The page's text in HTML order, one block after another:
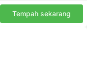
Tempah sekarang